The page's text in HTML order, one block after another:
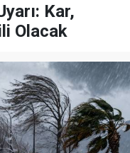
Kar,
Olacak